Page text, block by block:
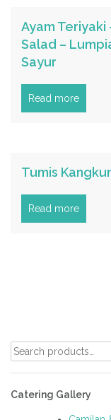
Ayam Teriyaki
Salad –
Sayur
Read more
Tumis
Read more
Search
for:
Catering Gallery